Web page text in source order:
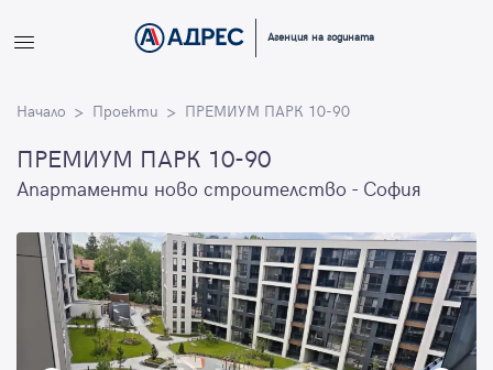
Агенция на годината
Начало Проекти ПРЕМИУМ ПАРК 10-90
ПРЕМИУМ ПАРК 10-90
Апартаменти ново строителство - София
Вход
получите по-подробна информация.
Продължи с Facebook
Продължи с Google
или влезте с имейл